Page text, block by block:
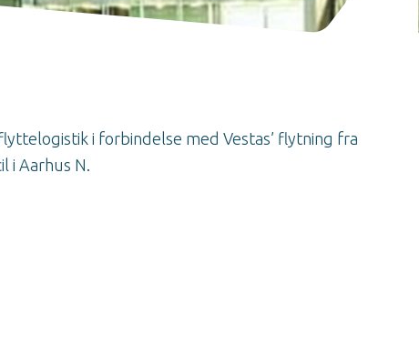
i forbindelse med Vestas’ flytning fra
i Aarhus N.